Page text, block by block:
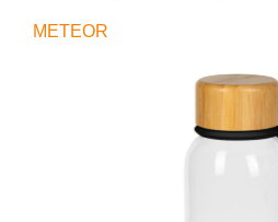
METEOR